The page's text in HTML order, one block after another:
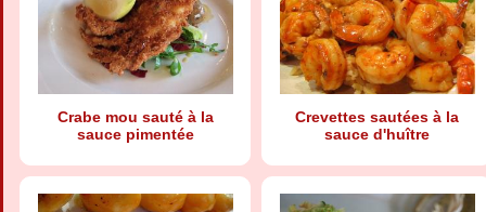
Crabe mou sauté à la
sauce pimentée
Crevettes sautées à la
sauce d'huître